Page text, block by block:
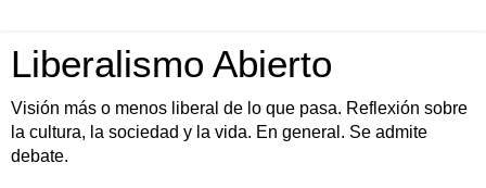
Liberalismo Abierto
Visión más o menos liberal de lo que pasa. Reflexión sobre
la cultura, la sociedad y la vida. En general. Se admite
debate.